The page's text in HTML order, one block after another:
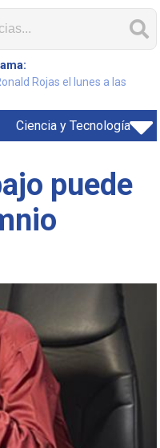
Rojas el lunes a las
Ciencia y Tecnología
puede